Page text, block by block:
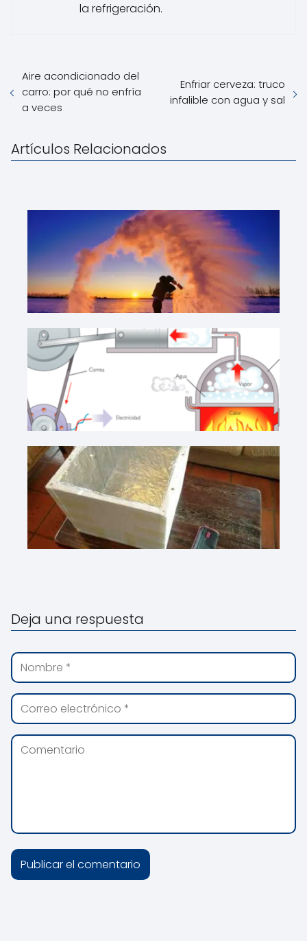
la refrigeración.
Aire acondicionado del
carro: por qué no enfría
a veces
Enfriar cerveza: truco
infalible con agua y sal
Artículos Relacionados
Deja una respuesta